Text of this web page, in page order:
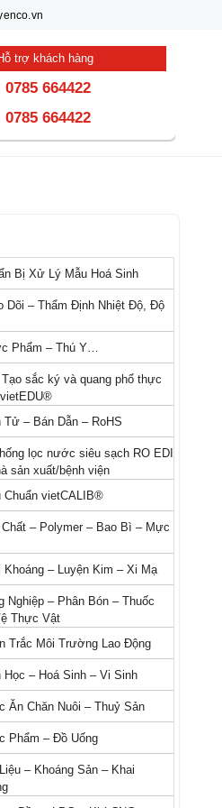
hệ với chúng tôi qua Hotline: 0932
trợ khách hàng
0785 664422
0785 664422
Bị Xử Lý Mẫu Hoá Sinh
Dõi – Thẩm Định Nhiệt Độ,
Phẩm – Thú Y…
Tạo sắc ký và quang phổ
vietEDU®
Tử – Bán Dẫn – RoHS
lọc nước siêu sạch RO
nhà sản xuất/bệnh viện
Chuẩn vietCALIB®
Chất – Polymer – Bao Bì –
Khoáng – Luyện Kim – Xi Mạ
Nghiệp – Phân Bón – Thuốc
Thực Vật
Trắc Môi Trường Lao Động
Học – Hoá Sinh – Vi Sinh
Ăn Chăn Nuôi – Thuỷ Sản
Phẩm – Đồ Uống
– Khoáng Sản – Khai